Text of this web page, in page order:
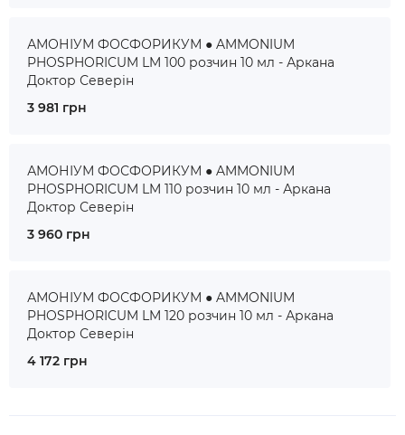
АМОНІУМ ФОСФОРИКУМ ● AMMONIUM
PHOSPHORICUM LM 100 розчин 10 мл - Аркана
Доктор Северін
3 981 грн
АМОНІУМ ФОСФОРИКУМ ● AMMONIUM
PHOSPHORICUM LM 110 розчин 10 мл - Аркана
Доктор Северін
3 960 грн
АМОНІУМ ФОСФОРИКУМ ● AMMONIUM
PHOSPHORICUM LM 120 розчин 10 мл - Аркана
Доктор Северін
4 172 грн